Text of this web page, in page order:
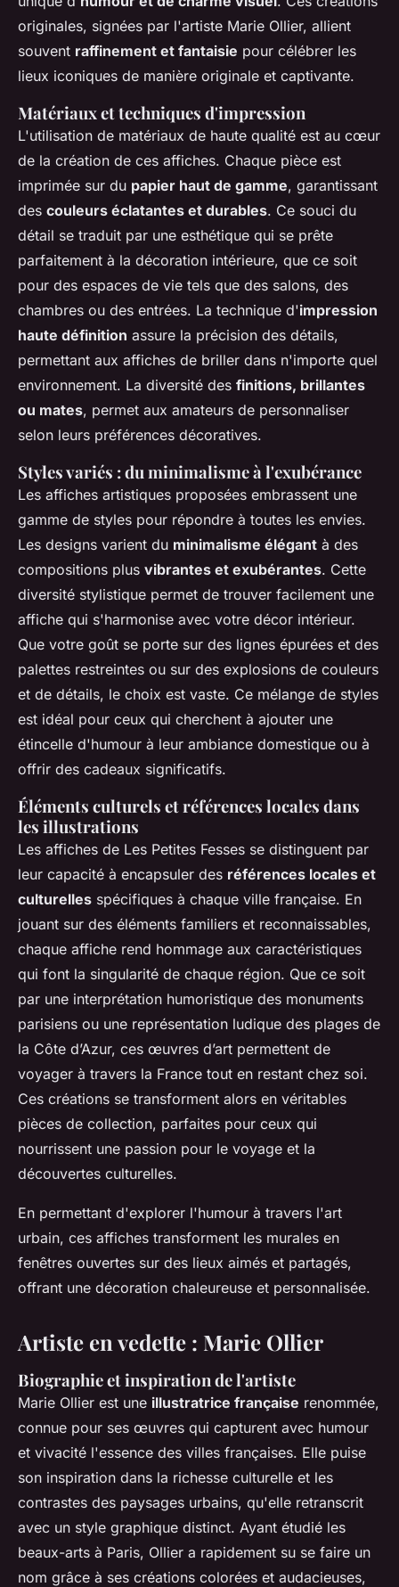
originales, signées par l'artiste Marie Ollier, allient
souvent raffinement et fantaisie pour célébrer les
lieux iconiques de manière originale et captivante.
Matériaux et techniques d'impression
L'utilisation de matériaux de haute qualité est au cœur
de la création de ces affiches. Chaque pièce est
imprimée sur du papier haut de gamme, garantissant
des couleurs éclatantes et durables. Ce souci du
détail se traduit par une esthétique qui se prête
parfaitement à la décoration intérieure, que ce soit
pour des espaces de vie tels que des salons, des
chambres ou des entrées. La technique d'impression
haute définition assure la précision des détails,
permettant aux affiches de briller dans n'importe quel
environnement. La diversité des finitions, brillantes
ou mates, permet aux amateurs de personnaliser
selon leurs préférences décoratives.
Styles variés : du minimalisme à l'exubérance
Les affiches artistiques proposées embrassent une
gamme de styles pour répondre à toutes les envies.
Les designs varient du minimalisme élégant à des
compositions plus vibrantes et exubérantes. Cette
diversité stylistique permet de trouver facilement une
affiche qui s'harmonise avec votre décor intérieur.
Que votre goût se porte sur des lignes épurées et des
palettes restreintes ou sur des explosions de couleurs
et de détails, le choix est vaste. Ce mélange de styles
est idéal pour ceux qui cherchent à ajouter une
étincelle d'humour à leur ambiance domestique ou à
offrir des cadeaux significatifs.
Éléments culturels et références locales dans
les illustrations
Les affiches de Les Petites Fesses se distinguent par
leur capacité à encapsuler des références locales et
culturelles spécifiques à chaque ville française. En
jouant sur des éléments familiers et reconnaissables,
chaque affiche rend hommage aux caractéristiques
qui font la singularité de chaque région. Que ce soit
par une interprétation humoristique des monuments
parisiens ou une représentation ludique des plages de
la Côte d’Azur, ces œuvres d’art permettent de
voyager à travers la France tout en restant chez soi.
Ces créations se transforment alors en véritables
pièces de collection, parfaites pour ceux qui
nourrissent une passion pour le voyage et la
découvertes culturelles.
En permettant d'explorer l'humour à travers l'art
urbain, ces affiches transforment les murales en
fenêtres ouvertes sur des lieux aimés et partagés,
offrant une décoration chaleureuse et personnalisée.
Artiste en vedette : Marie Ollier
Biographie et inspiration de l'artiste
Marie Ollier est une illustratrice française renommée,
connue pour ses œuvres qui capturent avec humour
et vivacité l'essence des villes françaises. Elle puise
son inspiration dans la richesse culturelle et les
contrastes des paysages urbains, qu'elle retranscrit
avec un style graphique distinct. Ayant étudié les
beaux-arts à Paris, Ollier a rapidement su se faire un
nom grâce à ses créations colorées et audacieuses,